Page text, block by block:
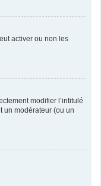
activer ou non les
modifier l’intitulé
un modérateur (ou un